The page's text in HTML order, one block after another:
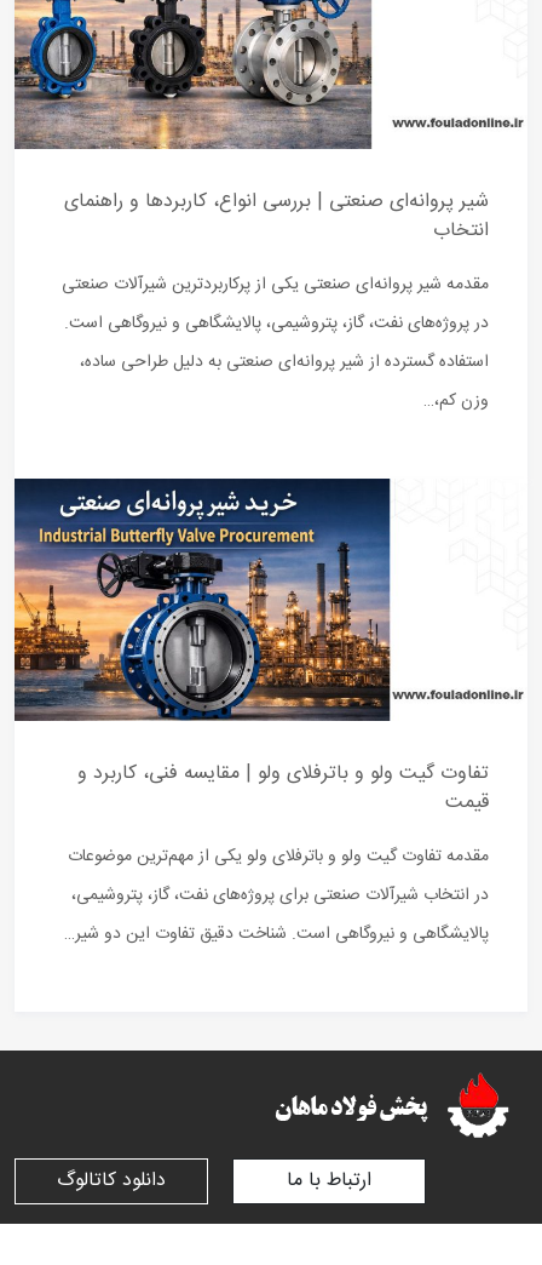
شیر پروانه‌ای صنعتی | بررسی انواع، کاربردها و راهنمای
انتخاب
مقدمه شیر پروانه‌ای صنعتی یکی از پرکاربردترین شیرآلات صنعتی
در پروژه‌های نفت، گاز، پتروشیمی، پالایشگاهی و نیروگاهی است.
استفاده گسترده از شیر پروانه‌ای صنعتی به دلیل طراحی ساده،
وزن کم،…
تفاوت گیت ولو و باترفلای ولو | مقایسه فنی، کاربرد و
قیمت
مقدمه تفاوت گیت ولو و باترفلای ولو یکی از مهم‌ترین موضوعات
در انتخاب شیرآلات صنعتی برای پروژه‌های نفت، گاز، پتروشیمی،
پالایشگاهی و نیروگاهی است. شناخت دقیق تفاوت این دو شیر…
ارتباط با ما دانلود کاتالوگ